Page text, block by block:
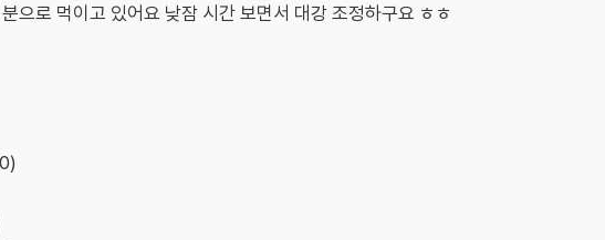
으로 먹이고 있어요 낮잠 시간 보면서 대강 조정하구요 ㅎㅎ